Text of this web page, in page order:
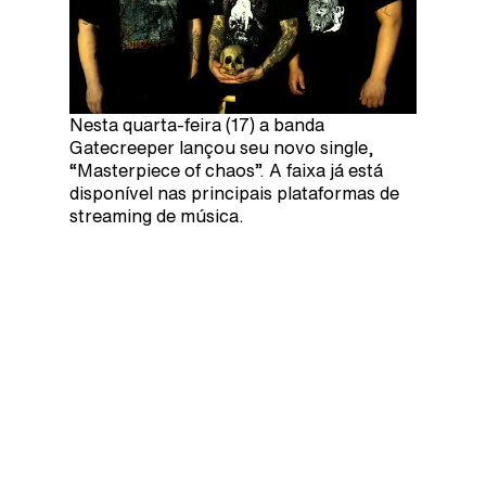
Nesta quarta-feira (17) a banda
Gatecreeper lançou seu novo single,
“Masterpiece of chaos”. A faixa já está
disponível nas principais plataformas de
streaming de música.